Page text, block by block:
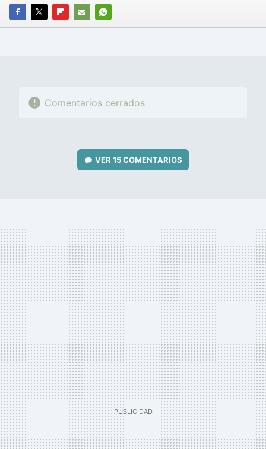
FACEBOOK
TWITTERFLIPBOARD
E-
WHATSAPP
Comentarios cerrados
VER15 COMENTARIOS